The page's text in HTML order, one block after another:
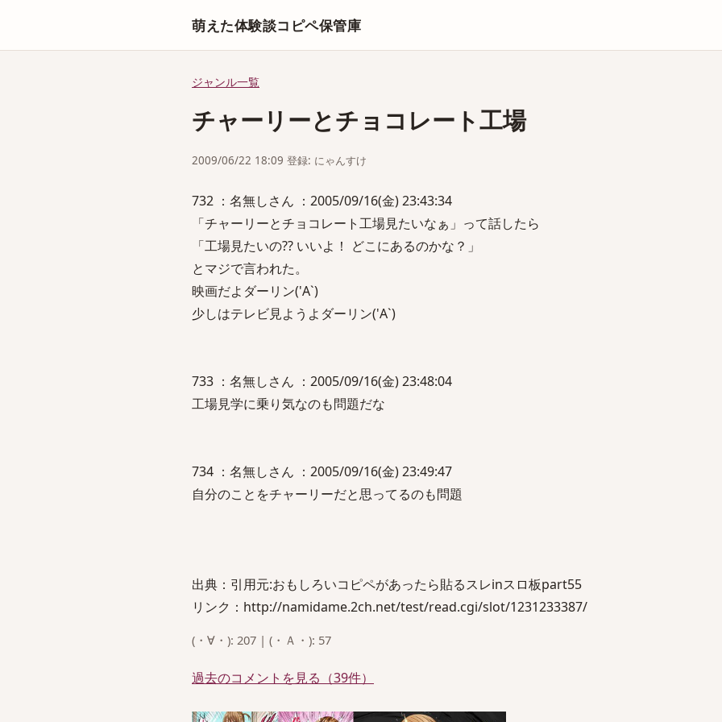
萌えた体験談コピペ保管庫
ジャンル一覧
チャーリーとチョコレート工場
2009/06/22 18:09 登録: にゃんすけ
732 ：名無しさん ：2005/09/16(金) 23:43:34
「チャーリーとチョコレート工場見たいなぁ」って話したら
「工場見たいの?? いいよ！ どこにあるのかな？」
とマジで言われた。
映画だよダーリン('A`)
少しはテレビ見ようよダーリン('A`)
733 ：名無しさん ：2005/09/16(金) 23:48:04
工場見学に乗り気なのも問題だな
734 ：名無しさん ：2005/09/16(金) 23:49:47
自分のことをチャーリーだと思ってるのも問題
出典：引用元:おもしろいコピペがあったら貼るスレinスロ板part55
リンク：http://namidame.2ch.net/test/read.cgi/slot/1231233387/
(・∀・): 207 | (・Ａ・): 57
過去のコメントを見る（39件）